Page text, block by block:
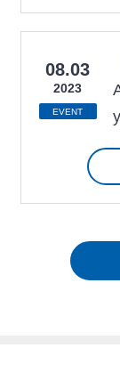
08.03
2023
EVENT